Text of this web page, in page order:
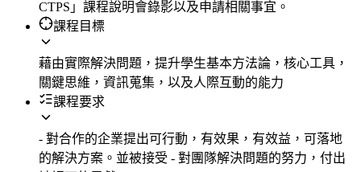
CTPS」課程說明會錄影以及申請相關事宜。
課程目標
藉由實際解決問題，提升學生基本方法論，核心工具，
關鍵思維，資訊蒐集，以及人際互動的能力
課程要求
- 對合作的企業提出可行動，有效果，有效益，可落地
的解決方案。並被接受 - 對團隊解決問題的努力，付出